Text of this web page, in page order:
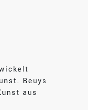
Beuys
aus